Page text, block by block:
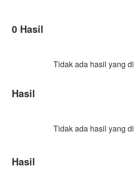
0 Hasil
Tidak ada hasil yang
Hasil
Tidak ada hasil yang
Hasil